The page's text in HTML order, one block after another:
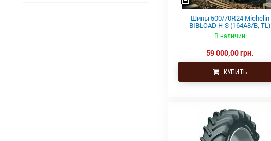
Шины 500/70R24 Michelin
BIBLOAD H-S (164A8/B, TL)
В наличии
59 000,00 грн.
КУПИТЬ